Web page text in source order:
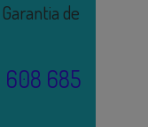
de
608 685